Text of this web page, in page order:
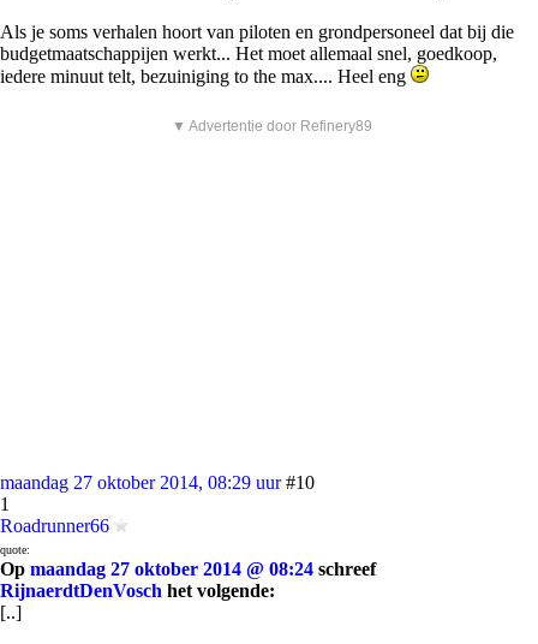
Als je soms verhalen hoort van piloten en grondpersoneel dat bij die
budgetmaatschappijen werkt... Het moet allemaal snel, goedkoop,
iedere minuut telt, bezuiniging to the max.... Heel eng
▼ Advertentie door Refinery89
maandag 27 oktober 2014, 08:29 uur #10
1
Roadrunner66
quote:
Op maandag 27 oktober 2014 @ 08:24 schreef
RijnaerdtDenVosch het volgende:
[..]